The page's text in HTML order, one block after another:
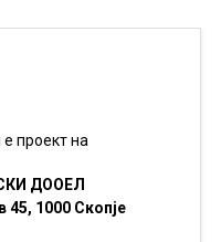
проект на
ДООЕЛ
1000 Скопје